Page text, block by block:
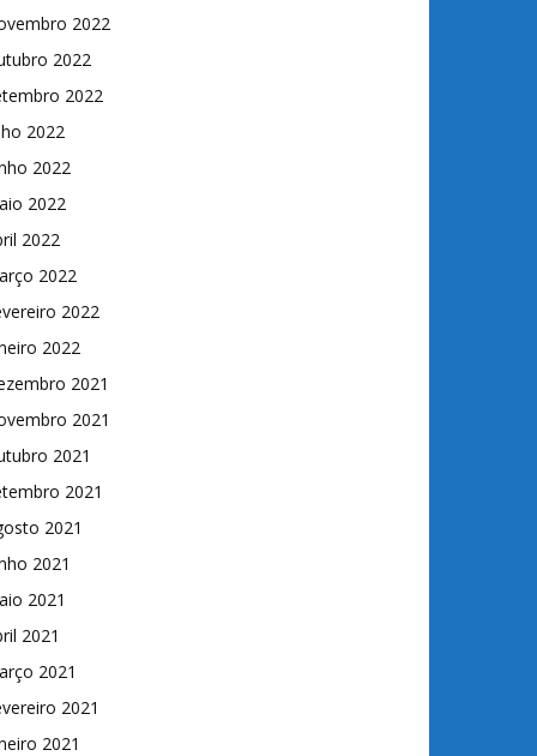
2022
2022
2022
2022
2022
2022
2022
2022
2022
2022
2021
2021
2021
2021
2021
2021
2021
2021
2021
2021
2021